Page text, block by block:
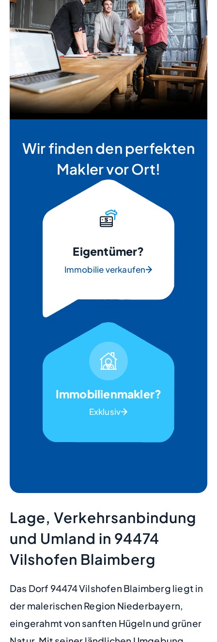
Wir finden den perfekten
Makler vor Ort!
Eigentümer?
Immobilie verkaufen
Immobilienmakler?
Exklusiv
Lage, Verkehrsanbindung
und Umland in 94474
Vilshofen Blaimberg
Das Dorf 94474 Vilshofen Blaimberg liegt in
der malerischen Region Niederbayern,
eingerahmt von sanften Hügeln und grüner